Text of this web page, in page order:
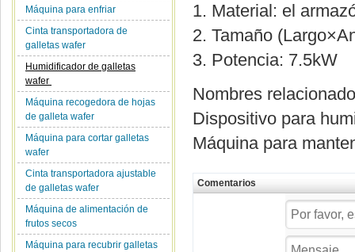
Máquina para enfriar
Cinta transportadora de
galletas wafer
Humidificador de galletas
wafer
Máquina recogedora de hojas
de galleta wafer
Máquina para cortar galletas
wafer
Cinta transportadora ajustable
de galletas wafer
Máquina de alimentación de
frutos secos
Máquina para recubrir galletas
1. Material: el
2. Tamaño
3. Potencia: 7.5kW
Nombres
Dispositivo para
Máquina para
Comentarios